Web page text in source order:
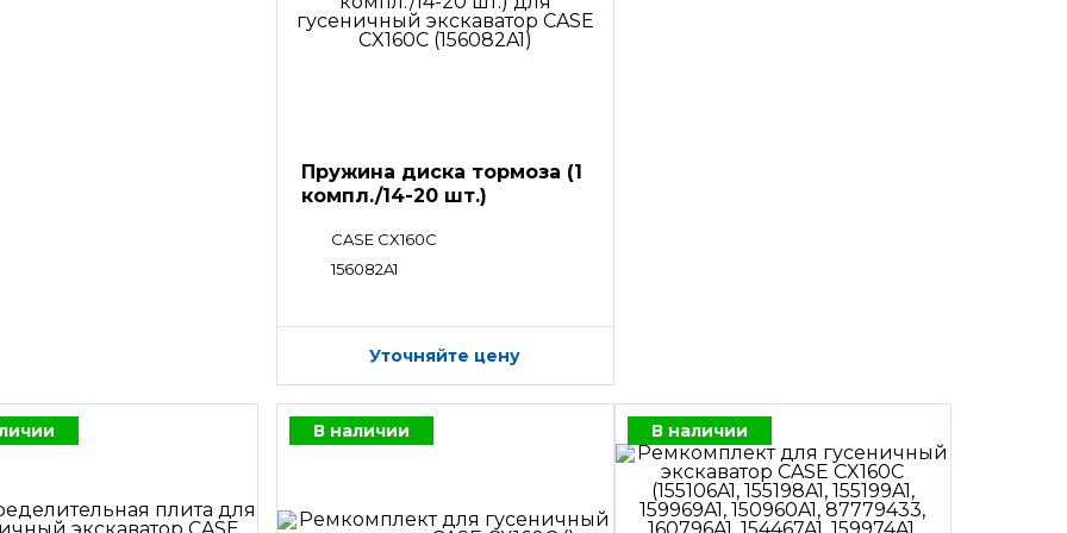
Пружина диска тормоза (1
компл./14-20 шт.)
CASE CX160C
156082A1
Уточняйте цену
В наличии В наличии